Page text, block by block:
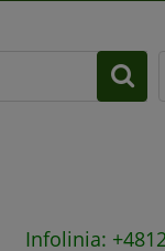
Infolinia: